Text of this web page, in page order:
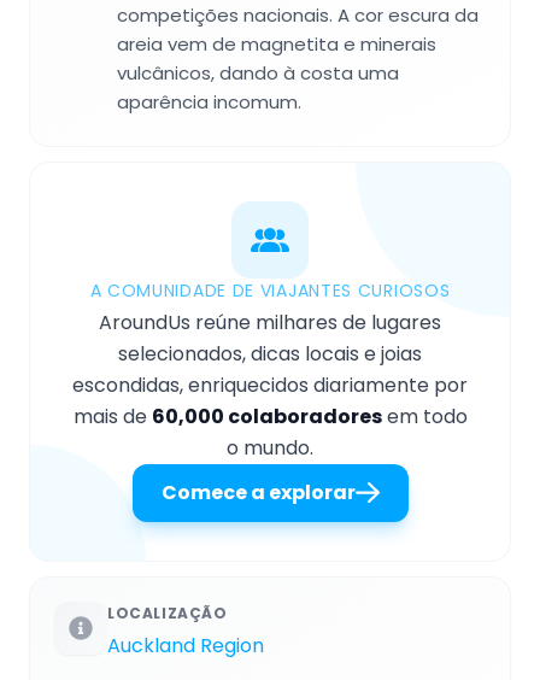
competições nacionais. A cor escura da
areia vem de magnetita e minerais
vulcânicos, dando à costa uma
aparência incomum.
A COMUNIDADE DE VIAJANTES CURIOSOS
AroundUs reúne milhares de lugares
selecionados, dicas locais e joias
escondidas, enriquecidos diariamente por
mais de 60,000 colaboradoresem todo
o mundo.
Comece a explorar
LOCALIZAÇÃO
Auckland Region